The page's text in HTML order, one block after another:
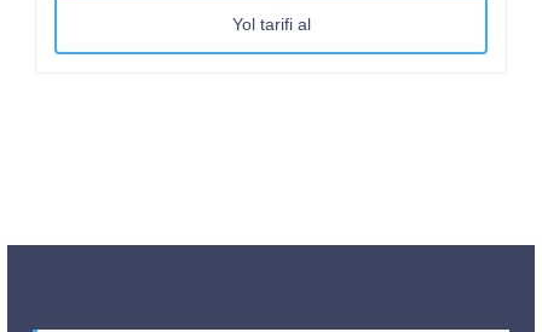
Yol tarifi al